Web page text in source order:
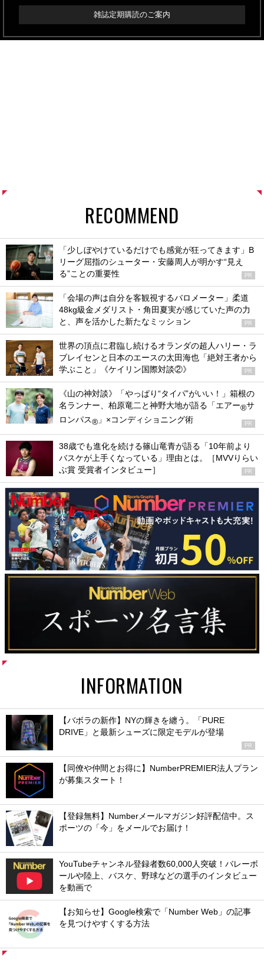
雑誌定期購読のご案内
RECOMMEND
「少しぼやけているだけでも感覚が狂ってきます」B
リーグ屈指のシューター・安藤周人が明かす“見え
る”ことの重要性
PR
「会場の声は自分を客観視するバロメーター」柔道
48kg級金メダリスト・角田夏実が感じていた声の力
と、声を活かした新たなミッション
PR
世界の頂点に君臨し続けるオランダの超人ハリー・ラ
ブレイセンと日本のエースの太田海也「絶対王者から
学ぶこと」《ケイリン国際対談②》
PR
《山の神対談》「やっぱり“タイパ”がいい！」箱根の
名ランナー、柏原竜二と神野大地が語る「エアー®サ
ロンパス® 」×コンディショニング術 PR
38歳でも進化を続ける篠山竜青が語る「10年前より
バスケが上手くなっている」理由とは。［MVVりらい
ぶ賞 受賞者インタビュー］
PR
INFORMATION
【バボラの新作】NYの輝きを纏う。「PURE
DRIVE」と最新シューズに限定モデルが登場
PR
【同僚や仲間とお得に】NumberPREMIER法人プラン
が募集スタート！
【登録無料】Numberメールマガジン好評配信中。ス
ポーツの「今」をメールでお届け！
YouTubeチャンネル登録者数60,000人突破！バレーボ
ールや陸上、バスケ、野球などの選手のインタビュー
を動画で
【お知らせ】Google検索で「Number Web」の記事
を見つけやすくする方法